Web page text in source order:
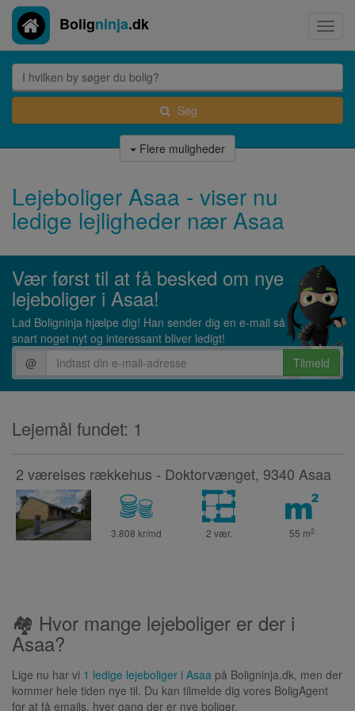
Boligninja.dk
Søg
Flere muligheder
Lejeboliger Asaa - viser nu
ledige lejligheder nær Asaa
Vær først til at få besked om nye
lejeboliger i Asaa!
Lad Boligninja hjælpe dig! Han sender dig en e-mail så
snart noget nyt og interessant bliver ledigt!
@
Tilmeld
Lejemål fundet: 1
2 værelses rækkehus - Doktorvænget, 9340 Asaa
3.808 kr/md 2 vær. 55 m2
🏘 Hvor mange lejeboliger er der i
Asaa?
Lige nu har vi 1 ledige lejeboliger i Asaa på Boligninja.dk, men der
kommer hele tiden nye til. Du kan tilmelde dig vores BoligAgent
for at få emails, hver gang der er nye boliger.